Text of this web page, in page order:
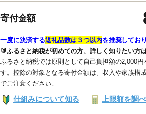
寄付金額
一度に決済する返礼品数は３つ以内を推奨しており
🔰ふるさと納税が初めての方、詳しく知りたい方
ふるさと納税では原則として自己負担額の2,000
す。控除の対象となる寄付金額は、収入や家族構
でご注意ください。
仕組みについて知る 上限額を調